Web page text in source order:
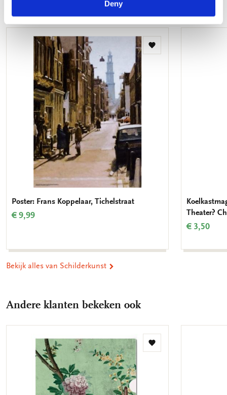
Deny
Meer van Schilderkunst
Toevoegen
Poster: Frans Koppelaar, Tichelstraat
€ 9,99
Theater?
€ 3,50
Bekijk alles van Schilderkunst
Andere klanten bekeken ook
Toevoegen